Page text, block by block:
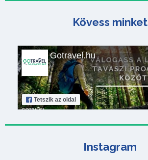
Kövess minket
Gotravel.hu
Tetszik az oldal
Instagram